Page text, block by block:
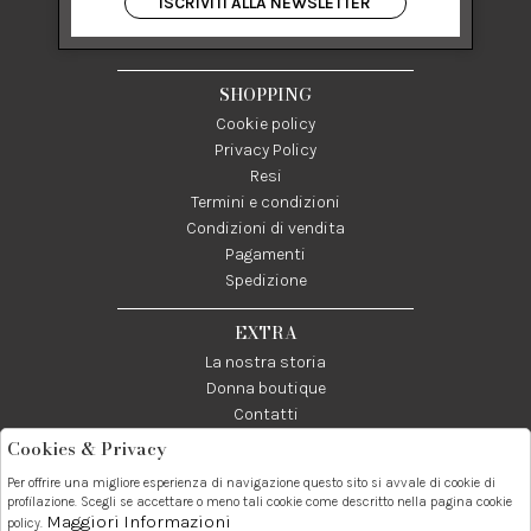
84122 Salerno Italia
P IVA 03024950655
SHOPPING
Cookie policy
Privacy Policy
Resi
Termini e condizioni
Condizioni di vendita
Pagamenti
Spedizione
EXTRA
La nostra storia
Donna boutique
Contatti
Telefono:
089237858
Whatsapp:
3338855601
Contatti:
info@donna1981.it
Cookies & Privacy
Per offrire una migliore esperienza di navigazione questo sito si avvale di cookie di
profilazione. Scegli se accettare o meno tali cookie come descritto nella pagina cookie
policy. Maggiori Informazioni